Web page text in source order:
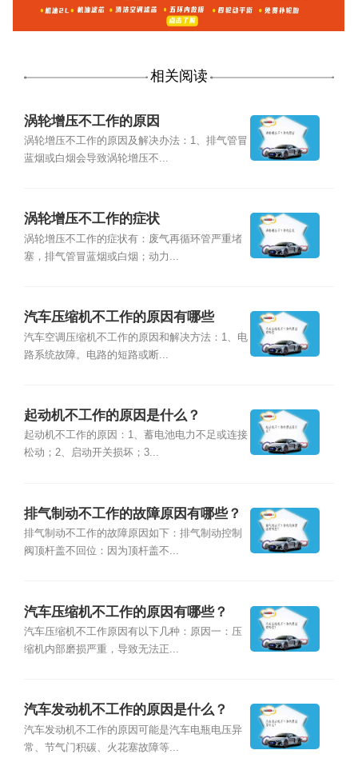
相关阅读
涡轮增压不工作的原因
涡轮增压不工作的原因及解决办法：1、排气管冒
蓝烟或白烟会导致涡轮增压不...
涡轮增压不工作的症状
涡轮增压不工作的症状有：废气再循环管严重堵
塞，排气管冒蓝烟或白烟；动力...
汽车压缩机不工作的原因有哪些
汽车空调压缩机不工作的原因和解决方法：1、电
路系统故障。电路的短路或断...
起动机不工作的原因是什么？
起动机不工作的原因：1、蓄电池电力不足或连接
松动；2、启动开关损坏；3...
排气制动不工作的故障原因有哪些？
排气制动不工作的故障原因如下：排气制动控制
阀顶杆盖不回位：因为顶杆盖不...
汽车压缩机不工作的原因有哪些？
汽车压缩机不工作原因有以下几种：原因一：压
缩机内部磨损严重，导致无法正...
汽车发动机不工作的原因是什么？
汽车发动机不工作的原因可能是汽车电瓶电压异
常、节气门积碳、火花塞故障等...